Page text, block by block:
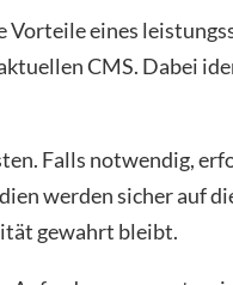
eines
CMS. Dabei
Falls notwendig,
werden sicher auf
gewahrt bleibt.